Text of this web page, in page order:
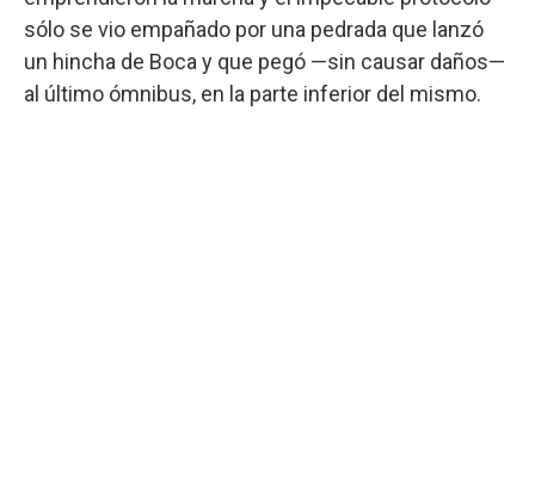
sólo se vio empañado por una pedrada que lanzó
un hincha de Boca y que pegó —sin causar daños—
al último ómnibus, en la parte inferior del mismo.